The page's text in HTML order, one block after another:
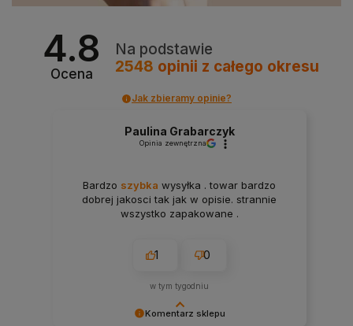
4.8
Ocena
Na podstawie
2548 opinii z całego okresu
Jak zbieramy opinie?
Komentarz sklepu
Paulina Grabarczyk
Opinia zewnętrzna
Bardzo szybka wysyłka . towar bardzo
dobrej jakosci tak jak w opisie. strannie
wszystko zapakowane .
1 0
w tym tygodniu